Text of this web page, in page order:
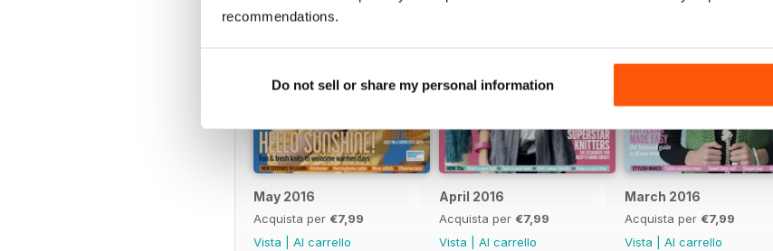
recommendations.
Do not sell or share my personal information
May 2016
Acquista per €7,99
Vista
Al carrello
April 2016
Acquista per €7,99
Vista
Al carrello
March 2016
Acquista per €7,99
Vista
Al carrello